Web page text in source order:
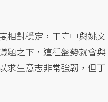
相對穩定，丁守中與姚文
題之下，這種盤勢就會與
求生意志非常強韌，但丁